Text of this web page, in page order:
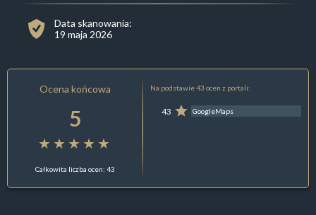
Data skanowania:
19 maja 2026
Ocena końcowa
5
Całkowita liczba ocen: 43
Na podstawie 43 ocen z portali:
43 GoogleMaps